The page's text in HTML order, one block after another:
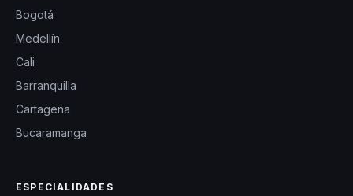
Bogotá
Medellín
Cali
Barranquilla
Cartagena
Bucaramanga
ESPECIALIDADES